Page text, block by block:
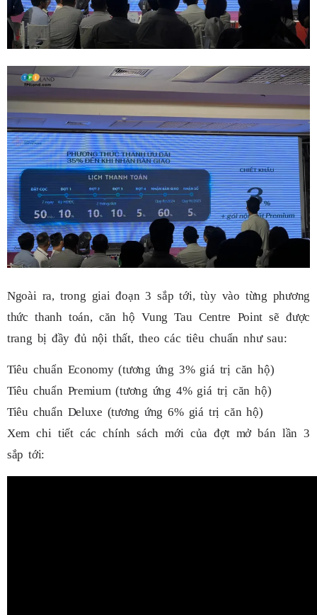
Ngoài ra, trong giai đoạn 3 sắp tới, tùy vào từng phương
thức thanh toán, căn hộ Vung Tau Centre Point sẽ được
trang bị đầy đủ nội thất, theo các tiêu chuẩn như sau:
Tiêu chuẩn Economy (tương ứng 3% giá trị căn hộ)
Tiêu chuẩn Premium (tương ứng 4% giá trị căn hộ)
Tiêu chuẩn Deluxe (tương ứng 6% giá trị căn hộ)
Xem chi tiết các chính sách mới của đợt mở bán lần 3
sắp tới: